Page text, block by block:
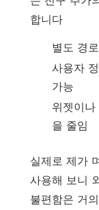
합니다
별도 경
사용자
가능
위젯이
을 줄임
실제로 제가
사용해 보니
불편함은 거